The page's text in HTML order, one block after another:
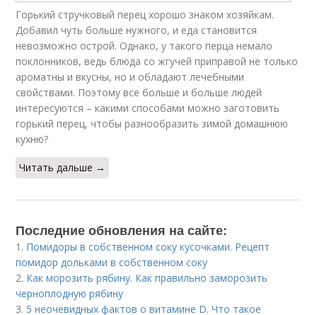
Горький стручковый перец хорошо знаком хозяйкам.
Добавил чуть больше нужного, и еда становится
невозможно острой. Однако, у такого перца немало
поклонников, ведь блюда со жгучей приправой не только
ароматны и вкусны, но и обладают лечебными
свойствами. Поэтому все больше и больше людей
интересуются – какими способами можно заготовить
горький перец, чтобы разнообразить зимой домашнюю
кухню?
Читать дальше →
Последние обновления на сайте:
1. Помидоры в собственном соку кусочками. Рецепт
помидор дольками в собственном соку
2. Как морозить рябину. Как правильно заморозить
черноплодную рябину
3. 5 неочевидных фактов о витамине D. Что такое